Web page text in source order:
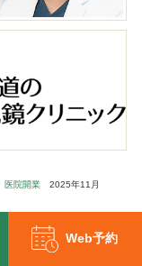
医院開業2025年11月
Web予約